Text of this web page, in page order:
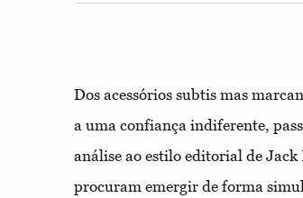
Dos acessórios subtis mas
a uma confiança indiferente,
análise ao estilo editorial de
procuram emergir de forma